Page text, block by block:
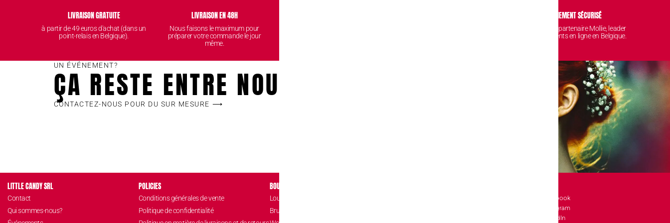
LIVRAISON GRATUITE
à partir de 49 euros d'achat (dans un
point-relais en Belgique).
LIVRAISON EN 48H
Nous faisons le maximum pour
préparer votre commande le jour
même.
PAIEMENT SÉCURISÉ
Avec notre partenaire Mollie, leader
des paiements en ligne en Belgique.
UN ÉVÉNEMENT?
ÇA RESTE ENTRE NOUS!
CONTACTEZ-NOUS POUR DU SUR MESURE ⟶
LITTLE CANDY SRL
Contact
Qui sommes-nous?
POLICIES
Conditions générales de vente
Politique de confidentialité
BOUTIQUES
Louvain-la-Neuve Esplanade
Brussels The Mint
Facebook
Instagram
LinkedIn